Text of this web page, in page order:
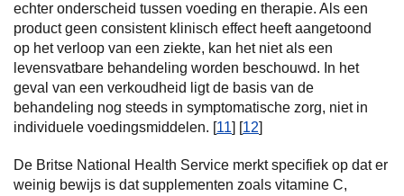
echter onderscheid tussen voeding en therapie. Als een
product geen consistent klinisch effect heeft aangetoond
op het verloop van een ziekte, kan het niet als een
levensvatbare behandeling worden beschouwd. In het
geval van een verkoudheid ligt de basis van de
behandeling nog steeds in symptomatische zorg, niet in
individuele voedingsmiddelen. [11] [12]
De Britse National Health Service merkt specifiek op dat er
weinig bewijs is dat supplementen zoals vitamine C,